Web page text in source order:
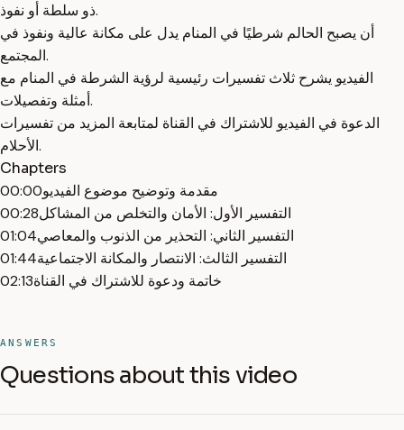
ذو سلطة أو نفوذ.
أن يصبح الحالم شرطيًا في المنام يدل على مكانة عالية ونفوذ في
المجتمع.
الفيديو يشرح ثلاث تفسيرات رئيسية لرؤية الشرطة في المنام مع
أمثلة وتفصيلات.
الدعوة في الفيديو للاشتراك في القناة لمتابعة المزيد من تفسيرات
الأحلام.
Chapters
00:00مقدمة وتوضيح موضوع الفيديو
00:28التفسير الأول: الأمان والتخلص من المشاكل
01:04التفسير الثاني: التحذير من الذنوب والمعاصي
01:44التفسير الثالث: الانتصار والمكانة الاجتماعية
02:13خاتمة ودعوة للاشتراك في القناة
ANSWERS
Questions about this video